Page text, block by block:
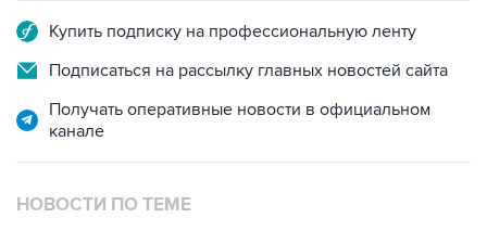
Купить подписку на профессиональную ленту
Подписаться на рассылку главных новостей сайта
Получать оперативные новости в официальном
канале
НОВОСТИ ПО ТЕМЕ